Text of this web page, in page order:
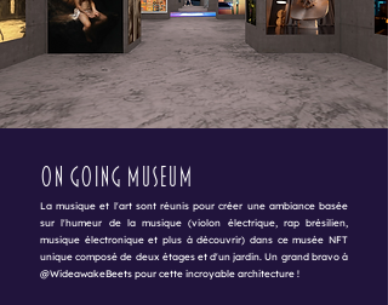
On Going Museum
La musique et l'art sont réunis pour créer une ambiance basée
sur l'humeur de la musique (violon électrique, rap brésilien,
musique électronique et plus à découvrir) dans ce musée NFT
unique composé de deux étages et d'un jardin. Un grand bravo à
@WideawakeBeets pour cette incroyable architecture !